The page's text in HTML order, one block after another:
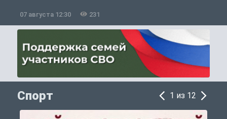
07 августа 12:30 231
Спорт 1 из 12